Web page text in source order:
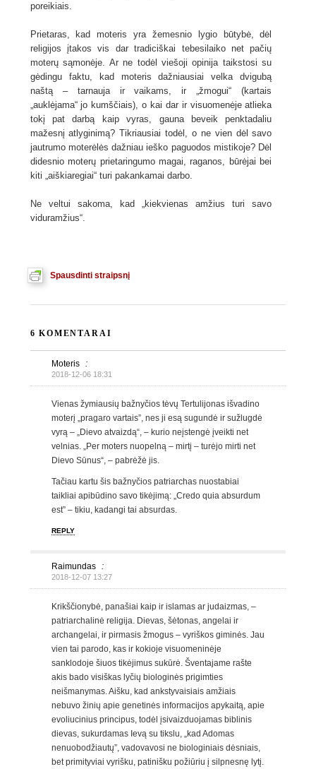
poreikiais.
Prietaras, kad moteris yra žemesnio lygio būtybė, dėl
religijos įtakos vis dar tradiciškai tebesilaiko net pačių
moterų sąmonėje. Ar ne todėl viešoji opinija taikstosi su
gėdingu faktu, kad moteris dažniausiai velka dvigubą
naštą – tarnauja ir vaikams, ir „žmogui“ (kartais
„auklėjama“ jo kumščiais), o kai dar ir visuomenėje atlieka
tokį pat darbą kaip vyras, gauna beveik penktadaliu
mažesnį atlyginimą? Tikriausiai todėl, o ne vien dėl savo
jautrumo moterėlės dažniau ieško paguodos mistikoje? Dėl
didesnio moterų prietaringumo magai, raganos, būrėjai bei
kiti „aiškiaregiai“ turi pakankamai darbo.
Ne veltui sakoma, kad „kiekvienas amžius turi savo
viduramžius“.
Spausdinti straipsnį
6 KOMENTARAI
Moteris :
2018-12-06 18:31
Vienas žymiausių bažnyčios tėvų Tertulijonas išvadino
moterį „pragaro vartais”, nes ji esą sugundė ir sužlugdė
vyrą – „Dievo atvaizdą“, – kurio neįstengė įveikti net
velnias. „Per moters nuopelną – mirtį – turėjo mirti net
Dievo Sūnus“, – pabrėžė jis.
Tačiau kartu šis bažnyčios patriarchas nuostabiai
taikliai apibūdino savo tikėjimą: „Credo quia absurdum
est” – tikiu, kadangi tai absurdas.
REPLY
Raimundas :
2018-12-07 13:27
Krikščionybė, panašiai kaip ir islamas ar judaizmas, –
patriarchalinė religija. Dievas, šėtonas, angelai ir
archangelai, ir pirmasis žmogus – vyriškos giminės. Jau
vien tai parodo, kas ir kokioje visuomeninėje
sanklodoje šiuos tikėjimus sukūrė. Šventajame rašte
akis bado visiškas lyčių biologinės prigimties
neišmanymas. Aišku, kad ankstyvaisiais amžiais
nebuvo žinių apie genetinės informacijos apykaitą, apie
evoliucinius principus, todėl įsivaizduojamas biblinis
dievas, sukurdamas Ievą su tikslu, „kad Adomas
nenuobodžiautų”, vadovavosi ne biologiniais dėsniais,
bet primityviai vyrišku, patinišku požiūriu į silpnesnę lytį.